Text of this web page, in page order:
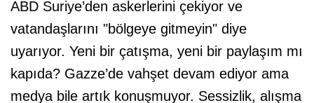
ABD Suriye’den askerlerini çekiyor ve
vatandaşlarını "bölgeye gitmeyin" diye
uyarıyor. Yeni bir çatışma, yeni bir paylaşım mı
kapıda? Gazze’de vahşet devam ediyor ama
medya bile artık konuşmuyor. Sessizlik, alışma